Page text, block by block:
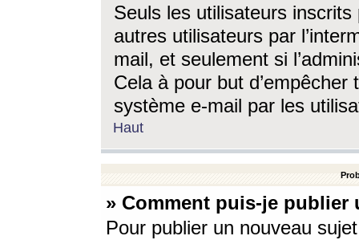
Seuls les utilisateurs
autres utilisateurs par
mail, et seulement si
Cela à pour but
système e-mail par les
Haut
» Comment puis-je
Pour publier un nouveau